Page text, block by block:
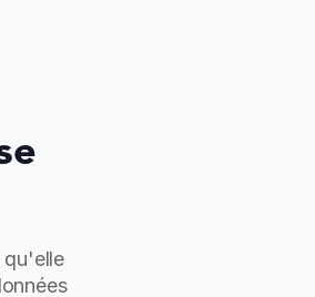
qu'elle